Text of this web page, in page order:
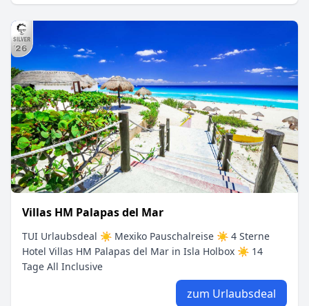
Villas HM Palapas del Mar
TUI Urlaubsdeal ☀ Mexiko Pauschalreise ☀ 4 Sterne
Hotel Villas HM Palapas del Mar in Isla Holbox ☀ 14
Tage All Inclusive
zum Urlaubsdeal